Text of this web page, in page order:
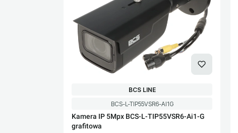
Kod produktu
BCS-L-TIP55VSR6-AI1G
Kamera IP 5Mpx BCS-L-TIP55VSR6-Ai1-G
grafitowa
PRODUCENT
BCS LINE